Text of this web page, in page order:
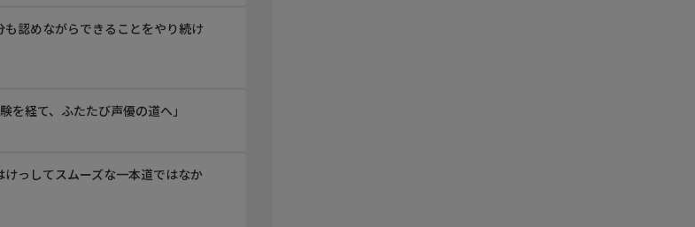
認めながらできることをやり続け
経て、ふたたび声優の道へ」
っしてスムーズな一本道ではなか